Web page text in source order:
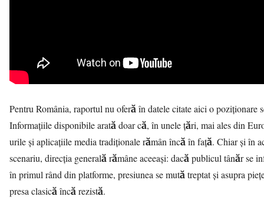
Pentru România, raportul nu oferă în datele citate aici o poziționare
Informațiile disponibile arată doar că, în unele țări, mai ales din
urile și aplicațiile media tradiționale rămân încă în față. Chiar și în
scenariu, direcția generală rămâne aceeași: dacă publicul tânăr se
în primul rând din platforme, presiunea se mută treptat și asupra
presa clasică încă rezistă.